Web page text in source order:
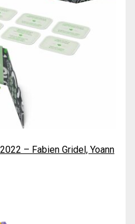
– Fabien Gridel, Yoann